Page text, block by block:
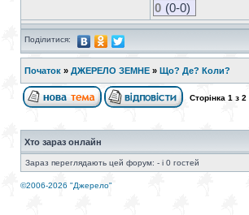
0 (0-0)
Поділитися:
Початок » ДЖЕРЕЛО ЗЕМНЕ » Що? Де? Коли?
Сторінка 1 з 2
Хто зараз онлайн
Зараз переглядають цей форум: - і 0 гостей
©2006-2026 "Джерело"